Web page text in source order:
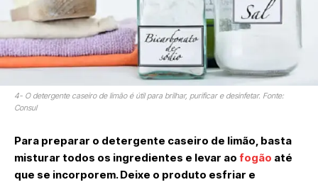
4- O detergente caseiro de limão é útil para brilhar, purificar e desinfetar. Fonte:
Consul
Para preparar o detergente caseiro de limão, basta
misturar todos os ingredientes e levar ao fogão até
que se incorporem. Deixe o produto esfriar e